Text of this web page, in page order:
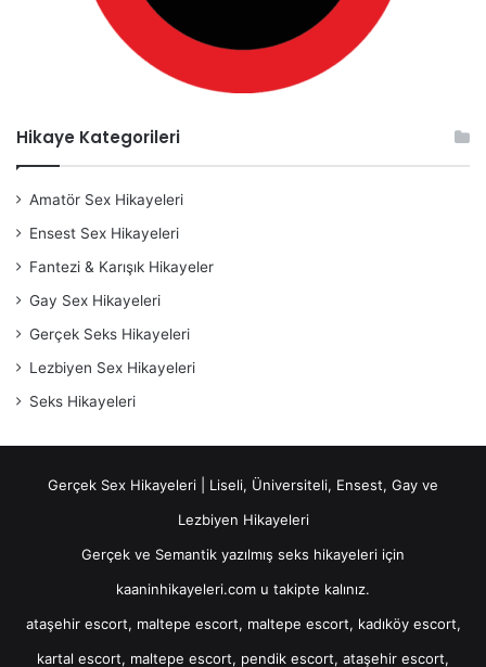
Hikaye Kategorileri
Amatör Sex Hikayeleri
Ensest Sex Hikayeleri
Fantezi & Karışık Hikayeler
Gay Sex Hikayeleri
Gerçek Seks Hikayeleri
Lezbiyen Sex Hikayeleri
Seks Hikayeleri
Gerçek Sex Hikayeleri | Liseli, Üniversiteli, Ensest, Gay ve
Lezbiyen Hikayeleri
Gerçek ve Semantik yazılmış seks hikayeleri için
kaaninhikayeleri.com u takipte kalınız.
ataşehir escort, maltepe escort, maltepe escort, kadıköy escort,
kartal escort, maltepe escort, pendik escort, ataşehir escort,